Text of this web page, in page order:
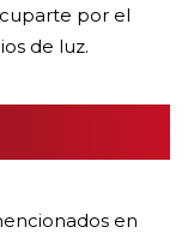
por el
de luz.
en